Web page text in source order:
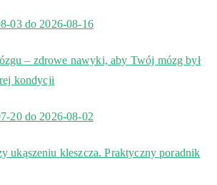
03 do 2026-08-16
– zdrowe nawyki, aby Twój mózg był
kondycji
20 do 2026-08-02
ukąszeniu kleszcza. Praktyczny poradnik